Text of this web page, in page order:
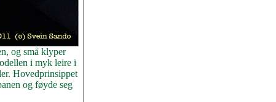
og små klyper
i myk leire i
Hovedprinsippet
og føyde seg